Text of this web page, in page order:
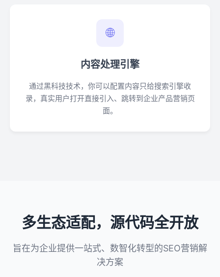
🌐
内容处理引擎
通过黑科技技术，你可以配置内容只给搜索引擎收
录，真实用户打开直接引入、跳转到企业产品营销页
面。
多生态适配，源代码全开放
旨在为企业提供一站式、数智化转型的SEO营销解
决方案